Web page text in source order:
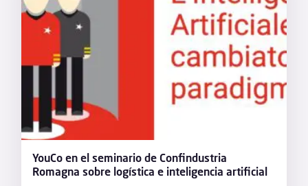
YouCo en el seminario de Confindustria
Romagna sobre logística e inteligencia artificial